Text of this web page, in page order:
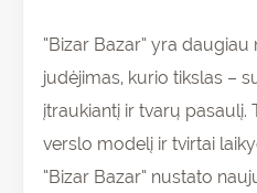
“Bizar Bazar” yra
judėjimas, kurio tikslas –
įtraukiantį ir tvarų pasaulį.
verslo modelį ir tvirtai
“Bizar Bazar” nustato